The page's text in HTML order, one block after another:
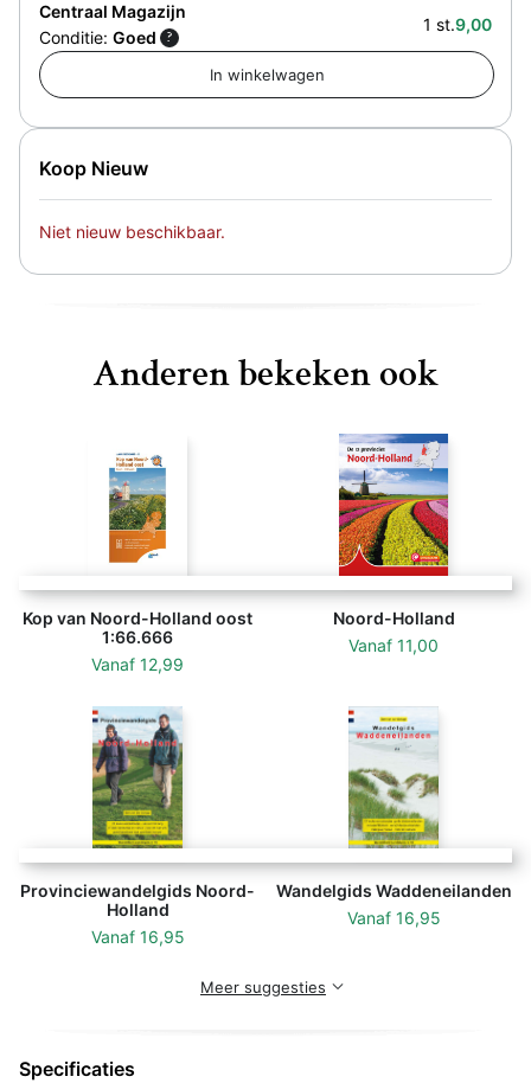
Centraal Magazijn
Conditie: Goed ?
1 st.9,00
Koop Nieuw
Niet nieuw beschikbaar.
Anderen bekeken ook
Kop van Noord-Holland oost
1:66.666
Vanaf 12,99
Noord-Holland
Vanaf 11,00
Provinciewandelgids Noord-
Holland
Vanaf 16,95
Wandelgids Waddeneilanden
Vanaf 16,95
Meer suggesties
Specificaties